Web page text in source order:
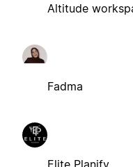
Altitude
Fadma
Elite Planify